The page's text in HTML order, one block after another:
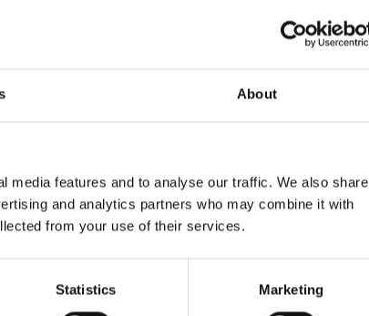
About
media features and to analyse our traffic. We also share
and analytics partners who may combine it with
from your use of their services.
Statistics Marketing
La Škoda avvia la
SUV Peaq
Repubblica Ceca